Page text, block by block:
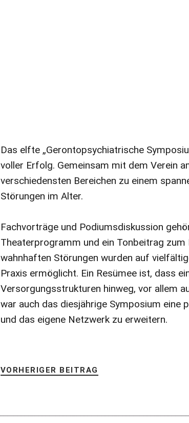
Das elfte „Gerontopsychiatrische
voller Erfolg. Gemeinsam mit dem Verein
verschiedensten Bereichen zu einem
Störungen im Alter.
Fachvorträge und Podiumsdiskussion
Theaterprogramm und ein Tonbeitrag
wahnhaften Störungen wurden auf
Praxis ermöglicht. Ein Resümee ist, dass
Versorgungsstrukturen hinweg, vor allem
war auch das diesjährige Symposium eine
und das eigene Netzwerk zu erweitern.
VORHERIGER BEITRAG